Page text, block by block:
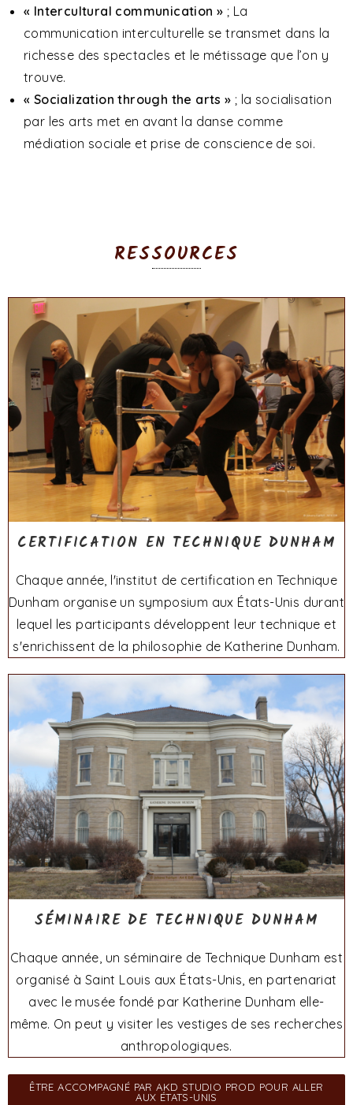
« Intercultural communication » ; La
communication interculturelle se transmet dans la
richesse des spectacles et le métissage que l’on y
trouve.
« Socialization through the arts » ; la socialisation
par les arts met en avant la danse comme
médiation sociale et prise de conscience de soi.
RESSOURCES
CERTIFICATION EN TECHNIQUE DUNHAM
Chaque année, l'institut de certification en Technique
Dunham organise un symposium aux États-Unis durant
lequel les participants développent leur technique et
s'enrichissent de la philosophie de Katherine Dunham.
SÉMINAIRE DE TECHNIQUE DUNHAM
Chaque année, un séminaire de Technique Dunham est
organisé à Saint Louis aux États-Unis, en partenariat
avec le musée fondé par Katherine Dunham elle-
même. On peut y visiter les vestiges de ses recherches
anthropologiques.
ÊTRE ACCOMPAGNÉ PAR AKD STUDIO PROD POUR ALLER
AUX ÉTATS-UNIS